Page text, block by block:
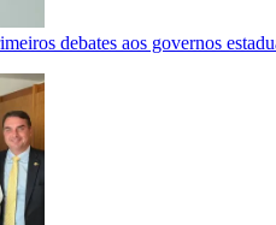
debates aos governos